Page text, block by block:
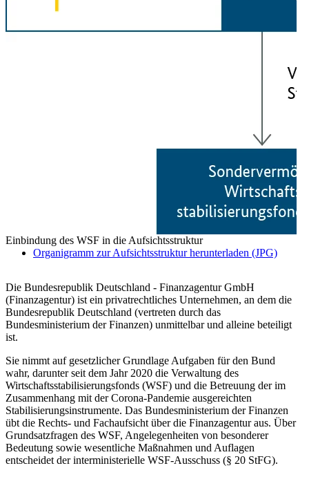
Einbindung des WSF in die Aufsichtsstruktur
Organigramm zur Aufsichtsstruktur herunterladen (JPG)
Die Bundesrepublik Deutschland - Finanzagentur GmbH
(Finanzagentur) ist ein privatrechtliches Unternehmen, an dem die
Bundesrepublik Deutschland (vertreten durch das
Bundesministerium der Finanzen) unmittelbar und alleine beteiligt
ist.
Sie nimmt auf gesetzlicher Grundlage Aufgaben für den Bund
wahr, darunter seit dem Jahr 2020 die Verwaltung des
Wirtschaftsstabilisierungsfonds (WSF) und die Betreuung der im
Zusammenhang mit der Corona-Pandemie ausgereichten
Stabilisierungsinstrumente. Das Bundesministerium der Finanzen
übt die Rechts- und Fachaufsicht über die Finanzagentur aus. Über
Grundsatzfragen des WSF, Angelegenheiten von besonderer
Bedeutung sowie wesentliche Maßnahmen und Auflagen
entscheidet der interministerielle WSF-Ausschuss (§ 20 StFG).